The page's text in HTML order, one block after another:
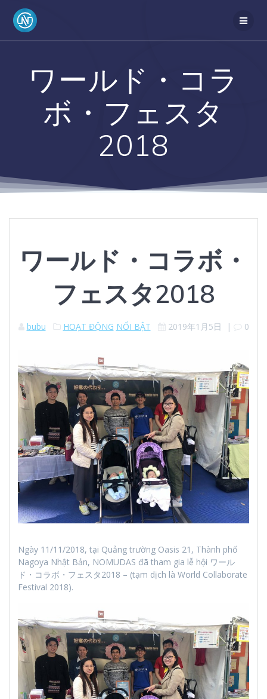
ワールド・コラ
ボ・フェスタ
2018
ワールド・コラボ・
フェスタ2018
bubu HOẠT ĐỘNG NỔI BẬT 2019年1月5日 | 0
Ngày 11/11/2018, tại Quảng trường Oasis 21, Thành phố
Nagoya Nhật Bản, NOMUDAS đã tham gia lễ hội ワール
ド・コラボ・フェスタ2018 – (tạm dịch là World Collaborate
Festival 2018).